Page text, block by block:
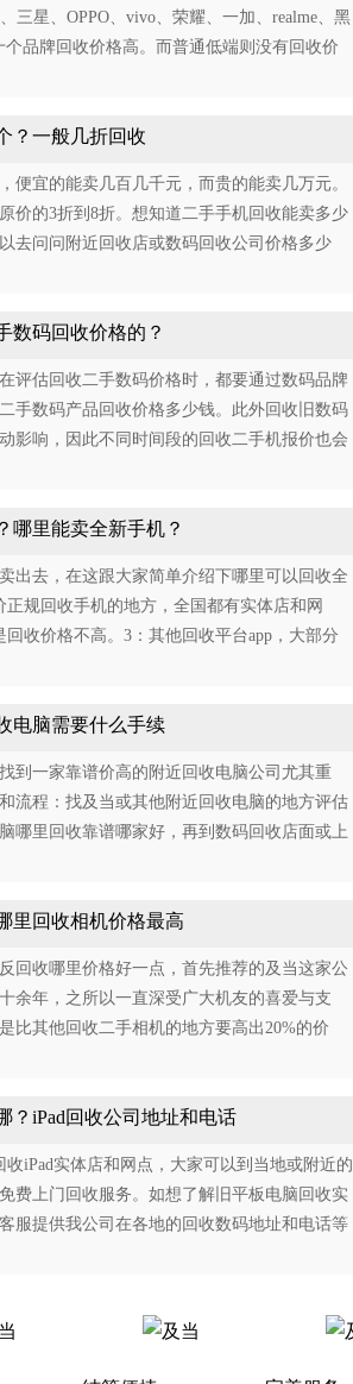
三星、OPPO、vivo、荣耀、一加、realme、黑
品牌回收价格高。而普通低端则没有回收价
？一般几折回收
便宜的能卖几百几千元，而贵的能卖几万元。
价的3折到8折。想知道二手手机回收能卖多少
去问问附近回收店或数码回收公司价格多少
数码回收价格的？
评估回收二手数码价格时，都要通过数码品牌
手数码产品回收价格多少钱。此外回收旧数码
影响，因此不同时间段的回收二手机报价也会
哪里能卖全新手机？
出去，在这跟大家简单介绍下哪里可以回收全
规回收手机的地方，全国都有实体店和网
收价格不高。3：其他回收平台app，大部分
电脑需要什么手续
到一家靠谱价高的附近回收电脑公司尤其重
流程：找及当或其他附近回收电脑的地方评估
哪里回收靠谱哪家好，再到数码回收店面或上
里回收相机价格最高
回收哪里价格好一点，首先推荐的及当这家公
余年，之所以一直深受广大机友的喜爱与支
比其他回收二手相机的地方要高出20%的价
？iPad回收公司地址和电话
iPad实体店和网点，大家可以到当地或附近的
费上门回收服务。如想了解旧平板电脑回收实
服提供我公司在各地的回收数码地址和电话等